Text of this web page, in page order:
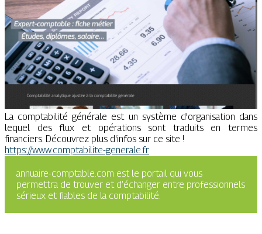
La comptabilité générale est un système d'organisation dans
lequel des flux et opérations sont traduits en termes
financiers. Découvrez plus d'infos sur ce site !
https://www.comptabilite-generale.fr
annuaire-comptable.com est le portail qui vous
permettra de trouver et d’échanger entre professionnels
sérieux et fiables de la comptabilité.